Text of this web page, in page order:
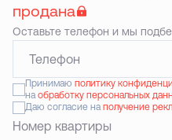
продана
Оставьте телефон и мы
Принимаю политику
наобработку персональных
Даю согласие наполучение
Номер квартиры